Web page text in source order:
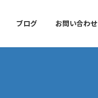
ブログ お問い合わせ